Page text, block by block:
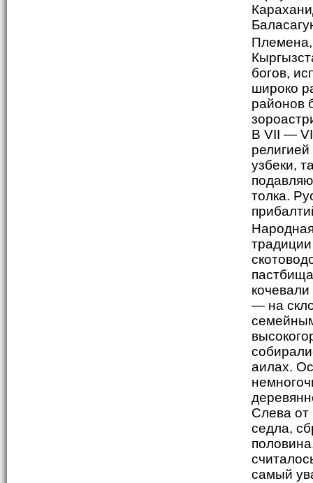
Племена,
богов,
широко
районов
В VII —
узбеки,
толка.
— на
аилах.
Слева от
седла,
самый